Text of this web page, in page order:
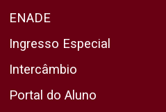
ENADE
Ingresso Especial
Intercâmbio
Portal do Aluno